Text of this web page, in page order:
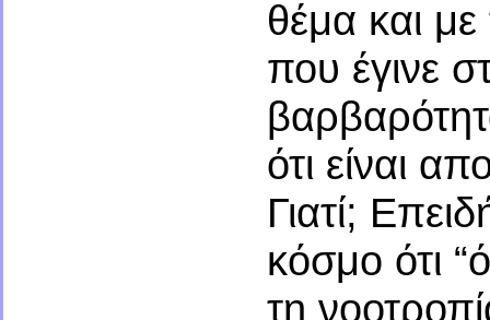
θέμα και
που έγινε
ότι είναι
Γιατί;
κόσμο ότι
τη